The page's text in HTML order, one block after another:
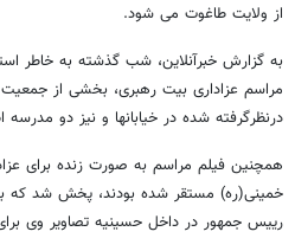
از ولایت طاغوت می شود.
به گزارش خبرآنلاین، شب گذشته به خاطر
مراسم عزاداری بیت رهبری، بخشی از جمعیت
درنظرگرفته شده در خیابان​ها و نیز دو
همچنین فیلم مراسم به صورت زنده برای
خمینی(ره) مستقر شده بودند، پخش شد که
رییس جمهور در داخل حسینیه تصاویر وی